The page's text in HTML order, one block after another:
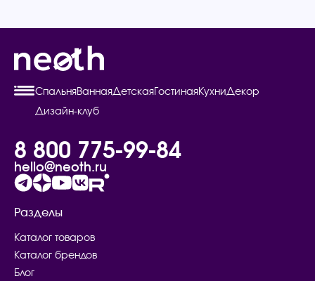
СпальняВаннаяДетскаяГостинаяКухниДекор
Дизайн-клуб
8 800 775-99-84
hello@neoth.ru
Разделы
Каталог товаров
Каталог брендов
Блог